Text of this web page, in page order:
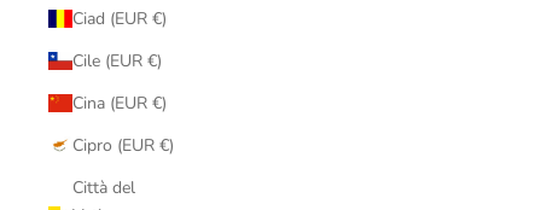
Ciad (EUR €)
Cile (EUR €)
Cina (EUR €)
Cipro (EUR €)
Città del